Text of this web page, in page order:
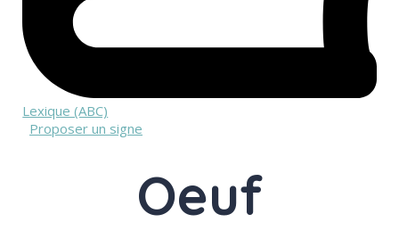
Lexique (ABC)
Proposer un signe
Oeuf